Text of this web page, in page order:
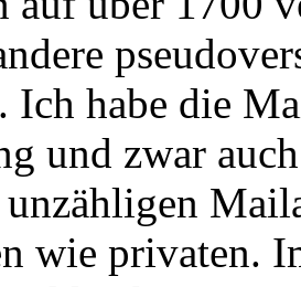
Ich habe die
und zwar
wie privaten.